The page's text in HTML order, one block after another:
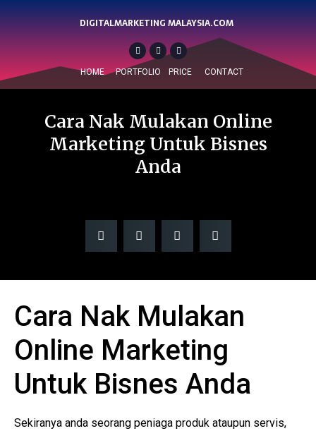
DIGITALMARKETING MALAYSIA.COM
HOME PORTFOLIO PRICE CONTACT
Cara Nak Mulakan Online
Marketing Untuk Bisnes
Anda
Cara Nak Mulakan
Online Marketing
Untuk Bisnes Anda
Sekiranya anda seorang peniaga produk ataupun servis,